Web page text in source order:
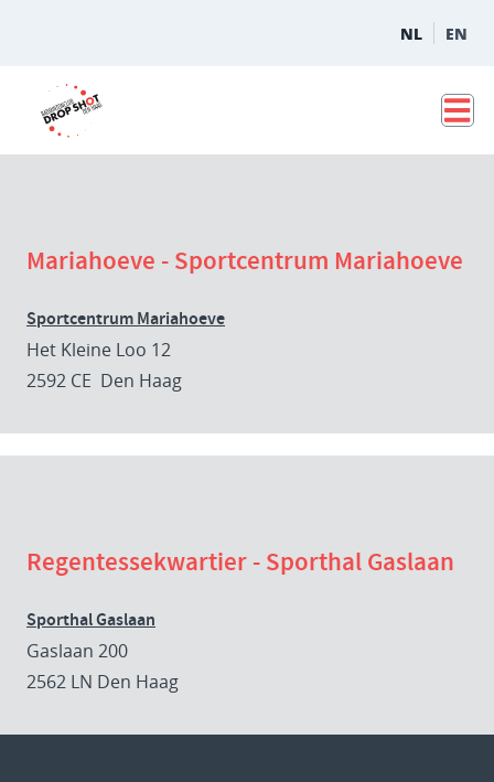
NL EN
Mariahoeve - Sportcentrum Mariahoeve
Sportcentrum Mariahoeve
Het Kleine Loo 12
2592 CE Den Haag
Regentessekwartier - Sporthal Gaslaan
Sporthal Gaslaan
Gaslaan 200
2562 LN Den Haag